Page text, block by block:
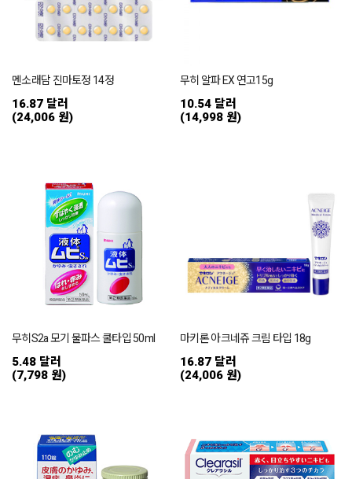
멘소래담 진마토정 14정
16.87 달러
(24,006 원)
무히 알파 EX 연고15g
10.54 달러
(14,998 원)
무히S2a 모기 물파스 쿨타입 50ml
5.48 달러
(7,798 원)
마키론 아크네쥬 크림 타입 18g
16.87 달러
(24,006 원)